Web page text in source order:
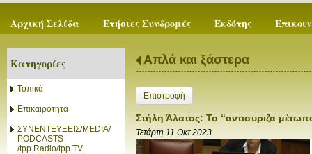
Αρχική Σελίδα Ετήσιες Συνδρομές Εκδότης
Κατηγορίες
Τοπικά
Επικαιρότητα
ΣΥΝΕΝΤΕΥΞΕΙΣ/MEDIA/
PODCASTS
/tpp.Radio/tpp.TV
Απλά και ξάστερα
Επιστροφή
Στήλη Άλατος: Το “αντισυριζα
Τετάρτη 11 Οκτ 2023